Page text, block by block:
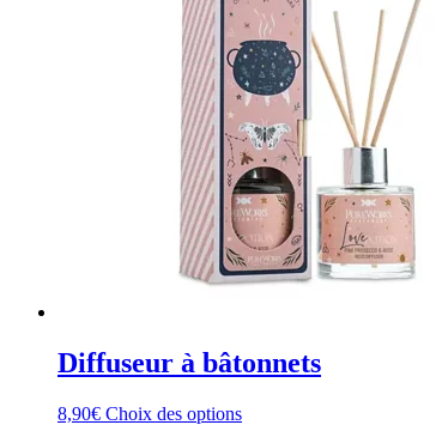
Diffuseur à bâtonnets
8,90€ Choix des optionsCe